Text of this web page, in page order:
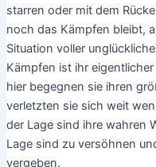
starren oder mit dem
noch das Kämpfen bleibt,
Situation voller
Kämpfen ist ihr
hier begegnen sie ihren
verletzten sie sich weit
der Lage sind ihre wahren
Lage sind zu versöhnen
vergeben.